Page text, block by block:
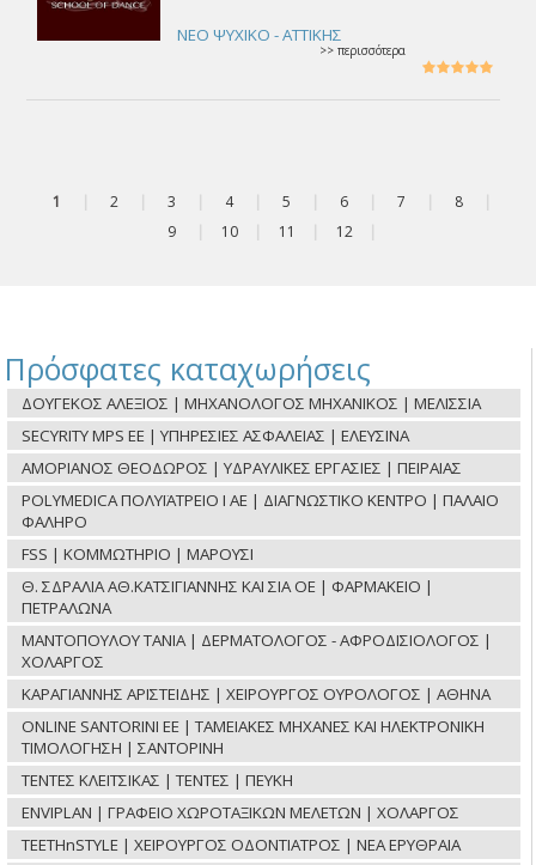
ΝΕΟ ΨΥΧΙΚΟ - ΑΤΤΙΚΗΣ
>> περισσότερα
1 2 3 4 5 6 7 8
9
10 11 12
Πρόσφατες καταχωρήσεις
ΔΟΥΓΕΚΟΣ ΑΛΕΞΙΟΣ | ΜΗΧΑΝΟΛΟΓΟΣ ΜΗΧΑΝΙΚΟΣ | ΜΕΛΙΣΣΙΑ
SECYRITY MPS ΕΕ | ΥΠΗΡΕΣΙΕΣ ΑΣΦΑΛΕΙΑΣ | ΕΛΕΥΣΙΝΑ
ΑΜΟΡΙΑΝΟΣ ΘΕΟΔΩΡΟΣ | ΥΔΡΑΥΛΙΚΕΣ ΕΡΓΑΣΙΕΣ | ΠΕΙΡΑΙΑΣ
POLYMEDICA ΠΟΛΥΪΑΤΡΕΙΟ Ι ΑΕ | ΔΙΑΓΝΩΣΤΙΚΟ ΚΕΝΤΡΟ | ΠΑΛΑΙΟ
ΦΑΛΗΡΟ
FSS | ΚΟΜΜΩΤΗΡΙΟ | ΜΑΡΟΥΣΙ
Θ. ΣΔΡΑΛΙΑ ΑΘ.ΚΑΤΣΙΓΙΑΝΝΗΣ ΚΑΙ ΣΙΑ ΟΕ | ΦΑΡΜΑΚΕΙΟ |
ΠΕΤΡΑΛΩΝΑ
ΜΑΝΤΟΠΟΥΛΟΥ ΤΑΝΙΑ | ΔΕΡΜΑΤΟΛΟΓΟΣ - ΑΦΡΟΔΙΣΙΟΛΟΓΟΣ |
ΧΟΛΑΡΓΟΣ
ΚΑΡΑΓΙΑΝΝΗΣ ΑΡΙΣΤΕΙΔΗΣ | ΧΕΙΡΟΥΡΓΟΣ ΟΥΡΟΛΟΓΟΣ | ΑΘΗΝΑ
ONLINE SANTORINI ΕΕ | ΤΑΜΕΙΑΚΕΣ ΜΗΧΑΝΕΣ ΚΑΙ ΗΛΕΚΤΡΟΝΙΚΗ
ΤΙΜΟΛΟΓΗΣΗ | ΣΑΝΤΟΡΙΝΗ
ΤΕΝΤΕΣ ΚΛΕΙΤΣΙΚΑΣ | ΤΕΝΤΕΣ | ΠΕΥΚΗ
ENVIPLAN | ΓΡΑΦΕΙΟ ΧΩΡΟΤΑΞΙΚΩΝ ΜΕΛΕΤΩΝ | ΧΟΛΑΡΓΟΣ
TEETHnSTYLE | ΧΕΙΡΟΥΡΓΟΣ ΟΔΟΝΤΙΑΤΡΟΣ | ΝΕΑ ΕΡΥΘΡΑΙΑ